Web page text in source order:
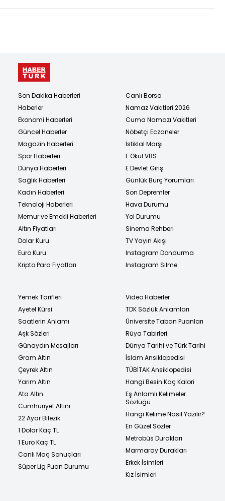
Son Dakika Haberleri
Haberler
Ekonomi Haberleri
Güncel Haberler
Magazin Haberleri
Spor Haberleri
Dünya Haberleri
Sağlık Haberleri
Kadın Haberleri
Teknoloji Haberleri
Memur ve Emekli Haberleri
Altın Fiyatları
Dolar Kuru
Euro Kuru
Kripto Para Fiyatları
Canlı Borsa
Namaz Vakitleri 2026
Cuma Namazı Vakitleri
Nöbetçi Eczaneler
İstiklal Marşı
E Okul VBS
E Devlet Giriş
Günlük Burç Yorumları
Son Depremler
Hava Durumu
Yol Durumu
Sinema Rehberi
TV Yayın Akışı
Instagram Dondurma
Instagram Silme
Yemek Tarifleri
Ayetel Kürsi
Saatlerin Anlamı
Aşk Sözleri
Günaydın Mesajları
Gram Altın
Çeyrek Altın
Yarım Altın
Ata Altın
Cumhuriyet Altını
22 Ayar Bilezik
1 Dolar Kaç TL
1 Euro Kaç TL
Canlı Maç Sonuçları
Süper Lig Puan Durumu
Video Haberler
TDK Sözlük Anlamları
Üniversite Taban Puanları
Rüya Tabirleri
Dünya Tarihi ve Türk Tarihi
İslam Ansiklopedisi
TÜBİTAK Ansiklopedisi
Hangi Besin Kaç Kalori
Eş Anlamlı Kelimeler
Sözlüğü
Hangi Kelime Nasıl Yazılır?
En Güzel Sözler
Metrobüs Durakları
Marmaray Durakları
Erkek İsimleri
Kız İsimleri